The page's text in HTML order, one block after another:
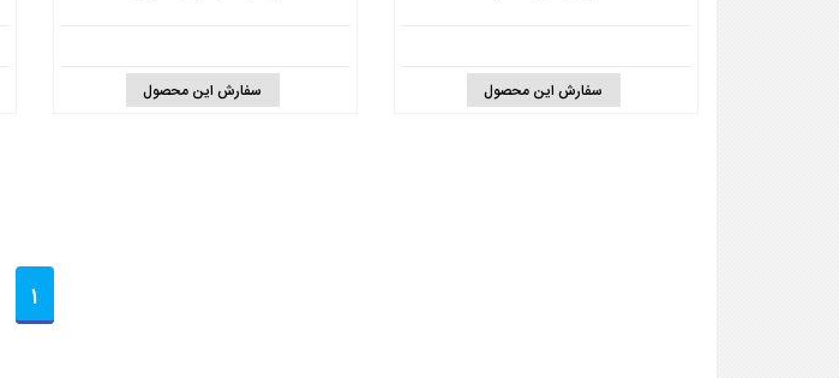
سفارش این محصول سفارش این محصول
1